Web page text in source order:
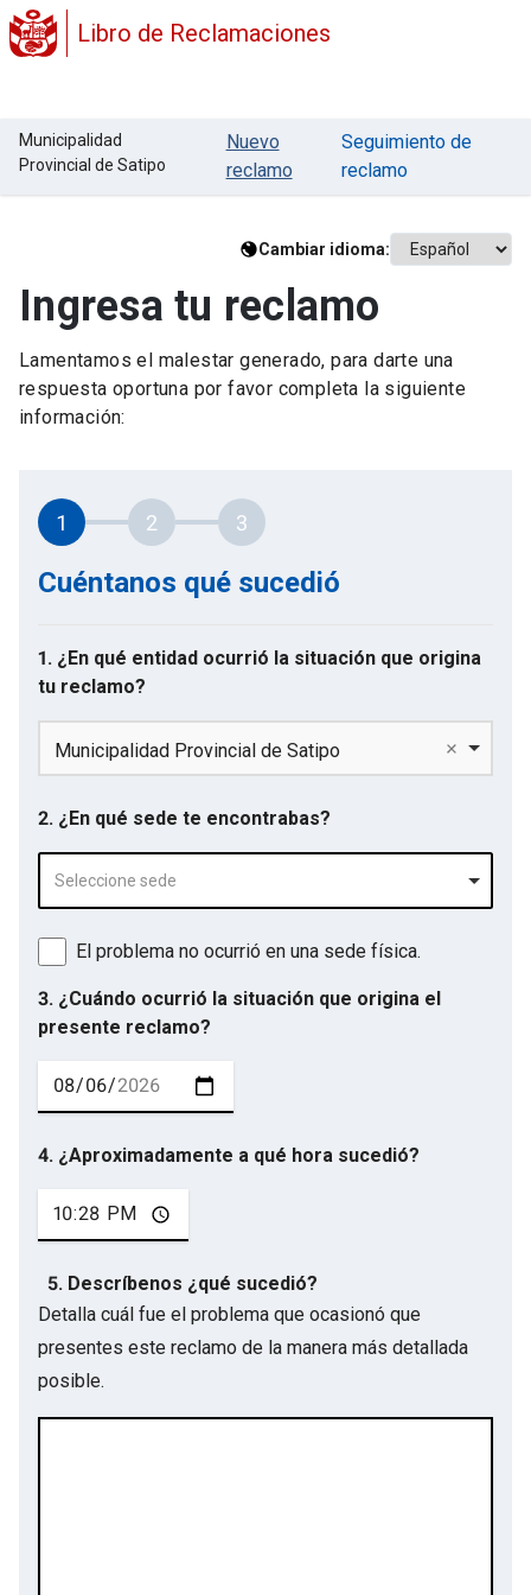
Libro de Reclamaciones
Municipalidad
Provincial de Satipo
Nuevo
reclamo
Seguimiento de
reclamo
Cambiar idioma:
Ingresa tu reclamo
Lamentamos el malestar generado, para darte una
respuesta oportuna por favor completa la siguiente
información:
1 2 3
Cuéntanos qué sucedió
1. ¿En qué entidad ocurrió la situación que origina
tu reclamo?
Municipalidad Provincial de Satipo
2. ¿En qué sede te encontrabas?
Seleccione sede
El problema no ocurrió en una sede física.
3. ¿Cuándo ocurrió la situación que origina el
presente reclamo?
4. ¿Aproximadamente a qué hora sucedió?
5. Descríbenos ¿qué sucedió?
Detalla cuál fue el problema que ocasionó que
presentes este reclamo de la manera más detallada
posible.